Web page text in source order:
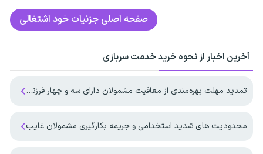
صفحه اصلی جزئیات خود اشتغالی
آخرین اخبار از نحوه خرید خدمت سربازی
تمدید مهلت بهره‌مندی از معافیت مشمولان دارای سه و چهار فرزند تا پایان ۱۴۰۷
محدودیت های شدید استخدامی و جریمه بکارگیری مشمولان غایب